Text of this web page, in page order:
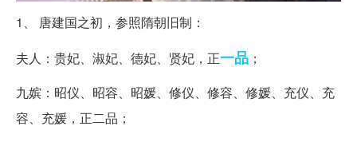
1、 唐建国之初，参照隋朝旧制：
夫人：贵妃、淑妃、德妃、贤妃，正一品 ；
九嫔：昭仪、昭容、昭媛、修仪、修容、修媛、充仪、充
容、充媛，正二品；